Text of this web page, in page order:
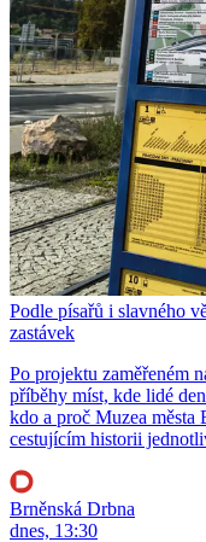
Podle písařů i slavného
zastávek
Po projektu zaměřeném
příběhy míst, kde lidé
kdo a proč Muzea
cestujícím historii
Brněnská Drbna
dnes, 13:30